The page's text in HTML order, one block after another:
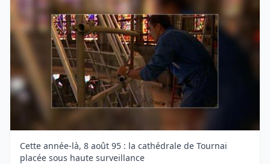
Cette année-là, 8 août 95 : la cathédrale de Tournai
placée sous haute surveillance